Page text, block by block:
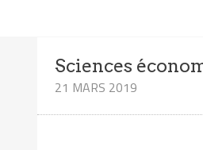
Sciences
21 MARS 2019